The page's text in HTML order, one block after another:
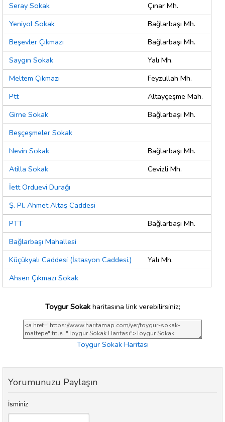
Seray Sokak
Çınar Mh.
Yeniyol Sokak
Bağlarbaşı Mh.
Beşevler Çıkmazı
Bağlarbaşı Mh.
Saygın Sokak
Yalı Mh.
Meltem Çıkmazı
Feyzullah Mh.
Ptt
Altayçeşme Mah.
Girne Sokak
Bağlarbaşı Mh.
Beşçeşmeler Sokak
Nevin Sokak
Bağlarbaşı Mh.
Atilla Sokak
Cevizli Mh.
İett Orduevi Durağı
Ş. Pl. Ahmet Altaş Caddesi
PTT
Bağlarbaşı Mh.
Bağlarbaşı Mahallesi
Küçükyalı Caddesi (İstasyon Caddesi.)
Yalı Mh.
Ahsen Çıkmazı Sokak
Toygur Sokakharitasına link verebilirsiniz;
Toygur Sokak Haritası
Yorumunuzu Paylaşın
İsminiz